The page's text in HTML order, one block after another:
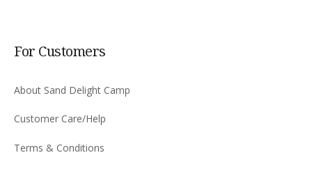
For Customers
About Sand Delight Camp
Customer Care/Help
Terms & Conditions